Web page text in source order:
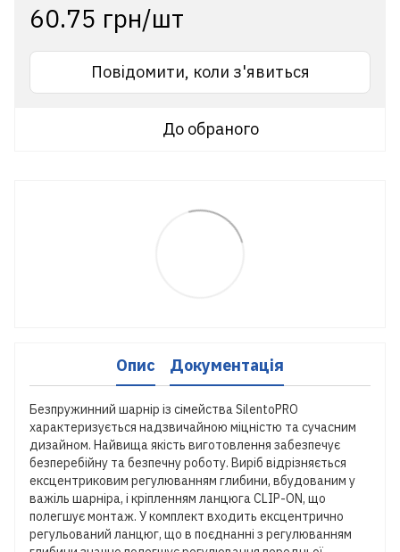
60.75 грн/шт
Повідомити, коли з'явиться
До обраного
Опис Документація
Безпружинний шарнір із сімейства SilentoPRO
характеризується надзвичайною міцністю та сучасним
дизайном. Найвища якість виготовлення забезпечує
безперебійну та безпечну роботу. Виріб відрізняється
ексцентриковим регулюванням глибини, вбудованим у
важіль шарніра, і кріпленням ланцюга CLIP-ON, що
полегшує монтаж. У комплект входить ексцентрично
регульований ланцюг, що в поєднанні з регулюванням